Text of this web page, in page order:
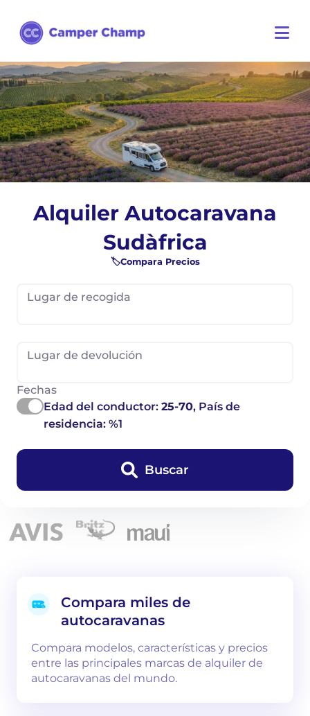
Alquiler Autocaravana
Sudàfrica
🏷️Compara Precios
Lugar de recogida
Lugar de devolución
Fechas
Edad del conductor:25-70, País de
residencia: %1
Buscar
Compara miles de
autocaravanas
Compara modelos, características y precios
entre las principales marcas de alquiler de
autocaravanas del mundo.